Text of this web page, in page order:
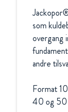
som
andre
Format
40 og 50